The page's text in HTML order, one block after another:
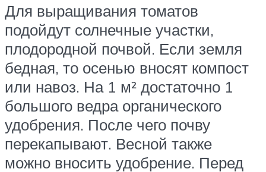
Для выращивания томатов
подойдут солнечные участки,
плодородной почвой. Если земля
бедная, то осенью вносят компост
или навоз. На 1 м² достаточно 1
большого ведра органического
удобрения. После чего почву
перекапывают. Весной также
можно вносить удобрение. Перед